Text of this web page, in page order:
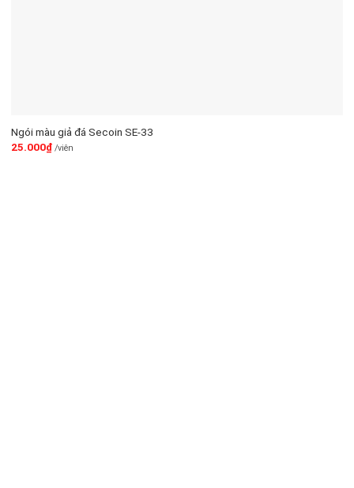
Ngói màu giả đá Secoin SE-33
25.000₫/viên